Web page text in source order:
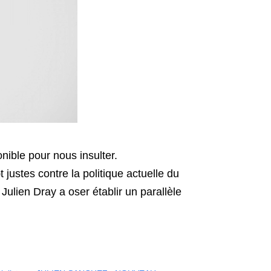
pour nous insulter.
justes contre la politique actuelle du
Dray a oser établir un parallèle